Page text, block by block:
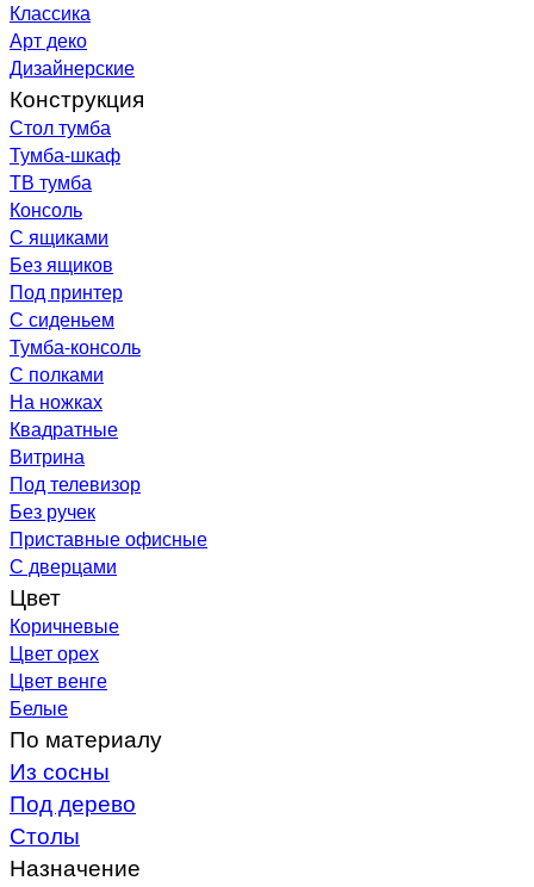
Классика
Арт деко
Дизайнерские
Конструкция
Стол тумба
Тумба-шкаф
ТВ тумба
Консоль
С ящиками
Без ящиков
Под принтер
С сиденьем
Тумба-консоль
С полками
На ножках
Квадратные
Витрина
Под телевизор
Без ручек
Приставные офисные
С дверцами
Цвет
Коричневые
Цвет орех
Цвет венге
Белые
По материалу
Из сосны
Под дерево
Столы
Назначение